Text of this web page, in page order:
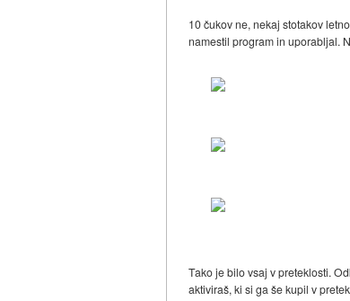
10 čukov ne, nekaj stotakov
namestil program in uporabljal.
Tako je bilo vsaj v preteklosti.
aktiviraš, ki si ga še kupil v